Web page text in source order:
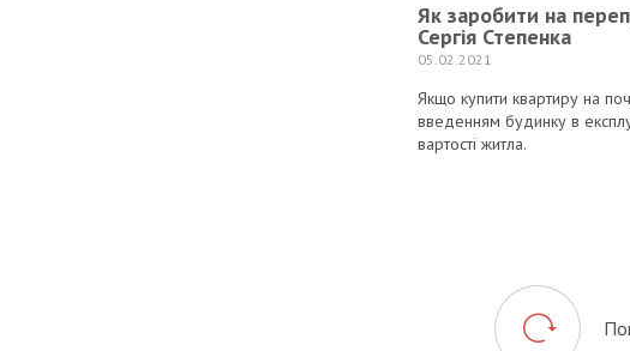
Як заробити на
Сергія Степенка
05.02.2021
Якщо купити квартиру на
введенням будинку в
вартості житла.